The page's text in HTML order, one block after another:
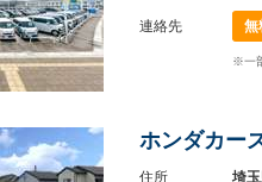
連絡先 無
※一
ホンダカー
住所
埼